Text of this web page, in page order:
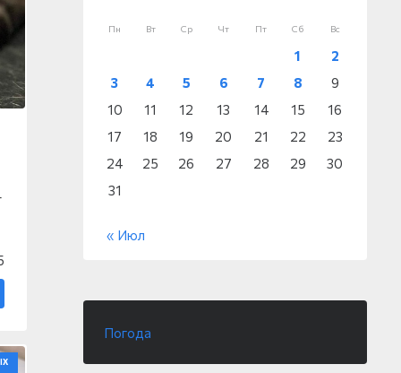
Пн Вт Ср Чт Пт Сб Вс
1
2
3
4 5 6 7 8
9
10
11 12 13 14 15
16
17
18 19 20 21 22
23
24
25 26 27 28 29
30
31
« Июл
Погода